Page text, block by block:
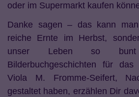
oder im Supermarkt kaufen
Danke sagen – das kann
reiche Ernte im Herbst,
unser Leben so
Bilderbuchgeschichten für das
Viola M. Fromme-Seifert,
gestaltet haben, erzählen Dir